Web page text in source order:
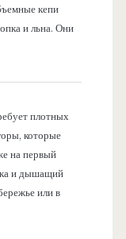
кепи
и льна. Они
плотных
которые
на первый
и дышащий
или в